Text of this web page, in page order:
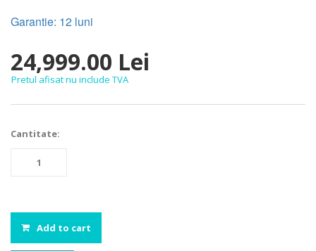
Garantie: 12 luni
24,999.00 Lei
Pretul afisat nu include TVA
Cantitate:
Add to cart